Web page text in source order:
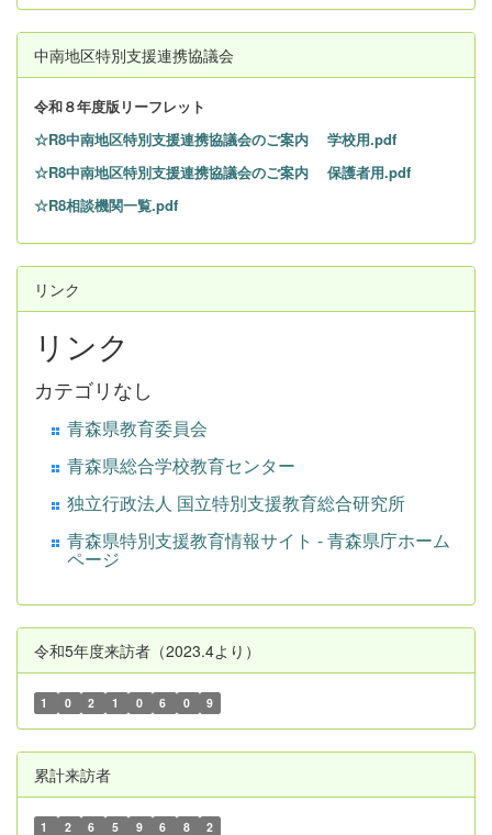
中南地区特別支援連携協議会
令和８年度版リーフレット
☆R8中南地区特別支援連携協議会のご案内 学校用.pdf
☆R8中南地区特別支援連携協議会のご案内 保護者用.pdf
☆R8相談機関一覧.pdf
リンク
リンク
カテゴリなし
青森県教育委員会
青森県総合学校教育センター
独立行政法人 国立特別支援教育総合研究所
青森県特別支援教育情報サイト - 青森県庁ホーム
ページ
令和5年度来訪者（2023.4より）
1 0 2 1 0 6 0 9
累計来訪者
1 2 6 5 9 6 8 2